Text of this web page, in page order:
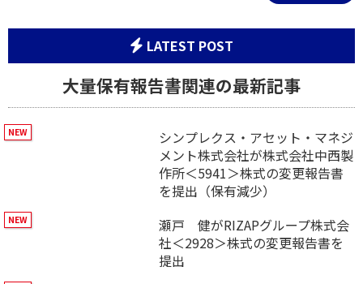
LATEST POST
大量保有報告書関連の最新記事
シンプレクス・アセット・マネジ
メント株式会社が株式会社中西製
作所＜5941＞株式の変更報告書
を提出（保有減少）
瀬戸 健がRIZAPグループ株式会
社＜2928＞株式の変更報告書を
提出